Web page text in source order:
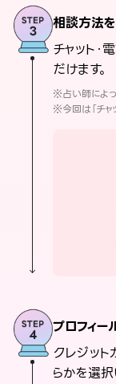
相談方法
チャット・
だけます。
※占い師によ
※今回は「チャ
プロフィ
クレジット
らかを選択